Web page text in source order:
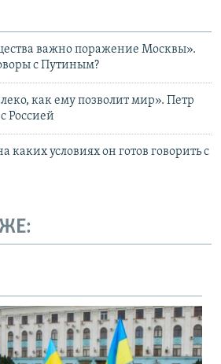
важно поражение Москвы».
с Путиным?
как ему позволит мир». Петр
Россией
каких условиях он готов говорить с